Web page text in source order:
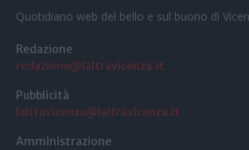
Quotidiano web del bello e sul buono di
Redazione
redazione@laltravicenza.it
Pubblicità
laltravicenza@laltravicenza.it
Amministrazione